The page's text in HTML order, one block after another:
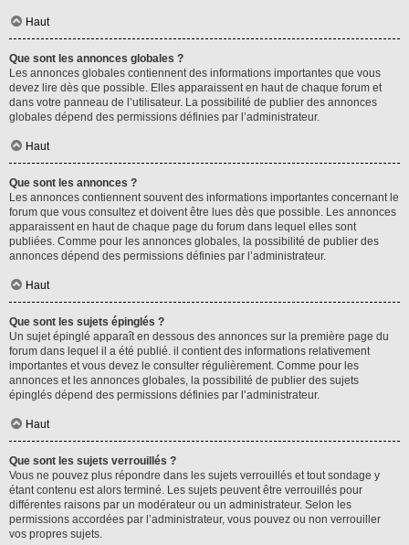
Haut
Que sont les annonces globales ?
Les annonces globales contiennent des informations importantes que vous
devez lire dès que possible. Elles apparaissent en haut de chaque forum et
dans votre panneau de l’utilisateur. La possibilité de publier des annonces
globales dépend des permissions définies par l’administrateur.
Haut
Que sont les annonces ?
Les annonces contiennent souvent des informations importantes concernant le
forum que vous consultez et doivent être lues dès que possible. Les annonces
apparaissent en haut de chaque page du forum dans lequel elles sont
publiées. Comme pour les annonces globales, la possibilité de publier des
annonces dépend des permissions définies par l’administrateur.
Haut
Que sont les sujets épinglés ?
Un sujet épinglé apparaît en dessous des annonces sur la première page du
forum dans lequel il a été publié. il contient des informations relativement
importantes et vous devez le consulter régulièrement. Comme pour les
annonces et les annonces globales, la possibilité de publier des sujets
épinglés dépend des permissions définies par l’administrateur.
Haut
Que sont les sujets verrouillés ?
Vous ne pouvez plus répondre dans les sujets verrouillés et tout sondage y
étant contenu est alors terminé. Les sujets peuvent être verrouillés pour
différentes raisons par un modérateur ou un administrateur. Selon les
permissions accordées par l’administrateur, vous pouvez ou non verrouiller
vos propres sujets.